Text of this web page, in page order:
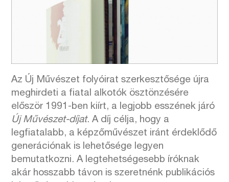
Az Új Művészet folyóirat szerkesztősége újra
meghirdeti a fiatal alkotók ösztönzésére
először 1991-ben kiírt, a legjobb esszének járó
Új Művészet-díjat. A díj célja, hogy a
legfiatalabb, a képzőművészet iránt érdeklődő
generációnak is lehetősége legyen
bemutatkozni. A legtehetségesebb íróknak
akár hosszabb távon is szeretnénk publikációs